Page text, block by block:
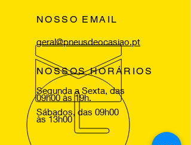
NOSSO EMAIL
geral@pneusdeocasiao.pt
NOSSOS HORÁRIOS
Segunda a Sexta, das
09h00 às 19h.
Sábados, das 09h00
às 13h00